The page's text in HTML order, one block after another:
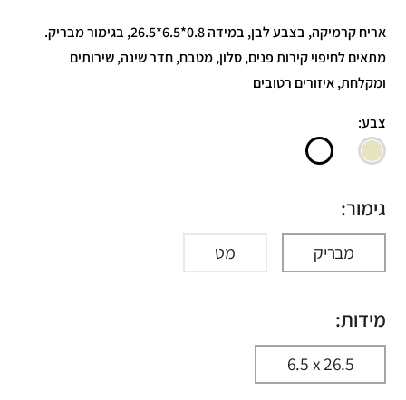
אריח קרמיקה, בצבע לבן, במידה 0.8*6.5*26.5, בגימור מבריק.
מתאים לחיפוי קירות פנים, סלון, מטבח, חדר שינה, שירותים
ומקלחת, איזורים רטובים
צבע:
גימור:
מבריק מט
מידות:
6.5 x 26.5